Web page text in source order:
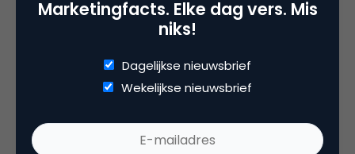
kanalen op een goede manier te gebruiken zonder
ervan in de stress te raken. Natuurlijk wordt het
het verdelen van je aandacht blijft een uitdaging.
Misschien ligt voor sommige mensen een oplossing
in het instellen van tijdblokken voor bijvoorbeeld e-
mail. Daarbij laat je je collega’s en contacten weten
Marketingfacts. Elke dag vers. Mis
niks!
Dagelijkse nieuwsbrief
Wekelijkse nieuwsbrief